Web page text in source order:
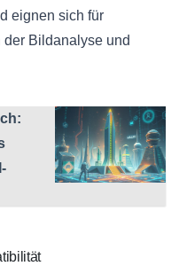
eignen sich für
Bildanalyse und